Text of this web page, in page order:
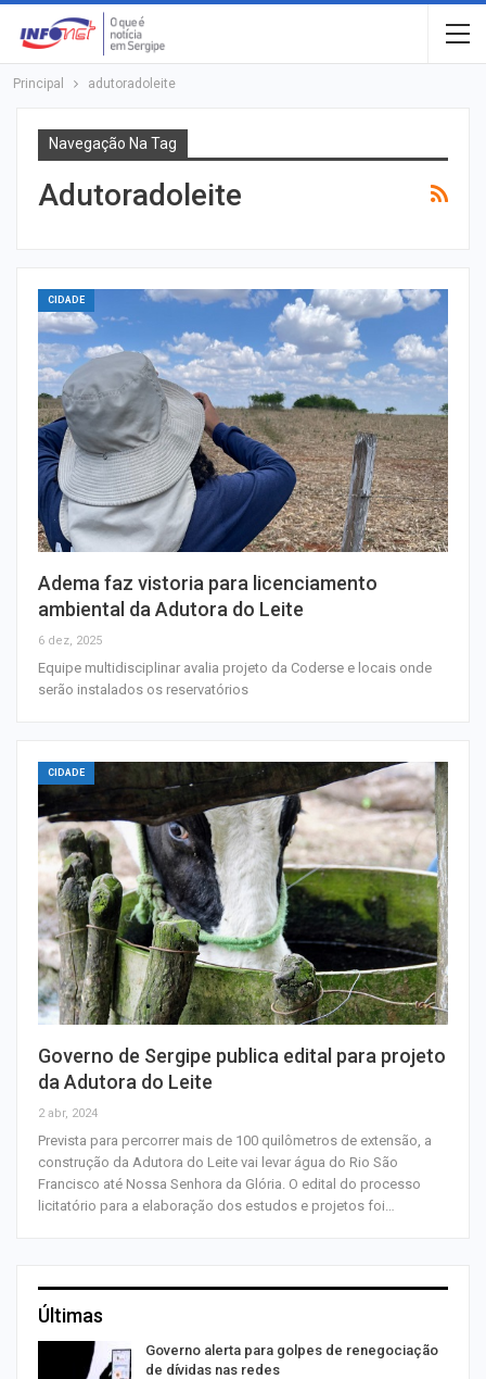
Principal adutoradoleite
Navegação Na Tag
Adutoradoleite
CIDADE
Adema faz vistoria para licenciamento
ambiental da Adutora do Leite
6 dez, 2025
Equipe multidisciplinar avalia projeto da Coderse e locais onde
serão instalados os reservatórios
CIDADE
Governo de Sergipe publica edital para projeto
da Adutora do Leite
2 abr, 2024
Prevista para percorrer mais de 100 quilômetros de extensão, a
construção da Adutora do Leite vai levar água do Rio São
Francisco até Nossa Senhora da Glória. O edital do processo
licitatório para a elaboração dos estudos e projetos foi…
Últimas
Governo alerta para golpes de renegociação
de dívidas nas redes